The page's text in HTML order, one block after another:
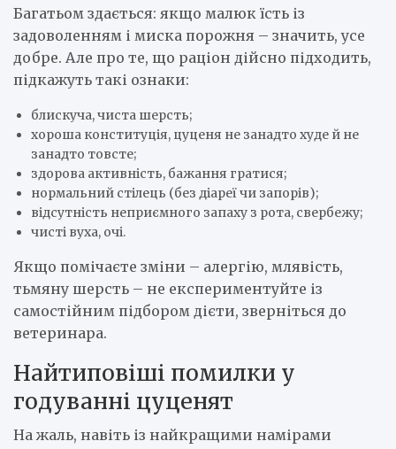
Багатьом здається: якщо малюк їсть із
задоволенням і миска порожня – значить, усе
добре. Але про те, що раціон дійсно підходить,
підкажуть такі ознаки:
блискуча, чиста шерсть;
хороша конституція, цуценя не занадто худе й не
занадто товсте;
здорова активність, бажання гратися;
нормальний стілець (без діареї чи запорів);
відсутність неприємного запаху з рота, свербежу;
чисті вуха, очі.
Якщо помічаєте зміни – алергію, млявість,
тьмяну шерсть – не експериментуйте із
самостійним підбором дієти, зверніться до
ветеринара.
Найтиповіші помилки у
годуванні цуценят
На жаль, навіть із найкращими намірами